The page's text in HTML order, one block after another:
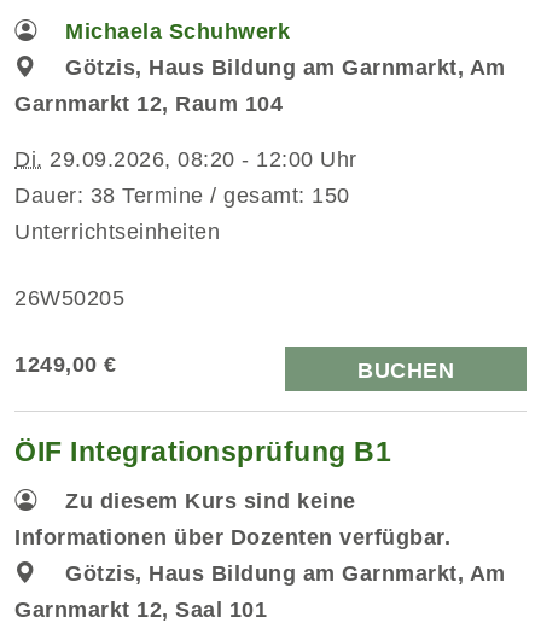
Michaela Schuhwerk
Götzis, Haus Bildung am Garnmarkt, Am
Garnmarkt 12, Raum 104
Di. 29.09.2026, 08:20 - 12:00 Uhr
Dauer: 38 Termine / gesamt: 150
Unterrichtseinheiten
26W50205
1249,00 € BUCHEN
ÖIF Integrationsprüfung B1
Zu diesem Kurs sind keine
Informationen über Dozenten verfügbar.
Götzis, Haus Bildung am Garnmarkt, Am
Garnmarkt 12, Saal 101